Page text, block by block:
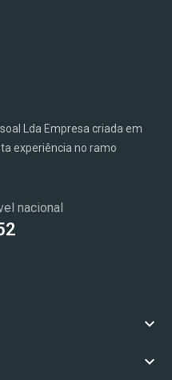
Lda Empresa criada em
experiência no ramo
nacional

